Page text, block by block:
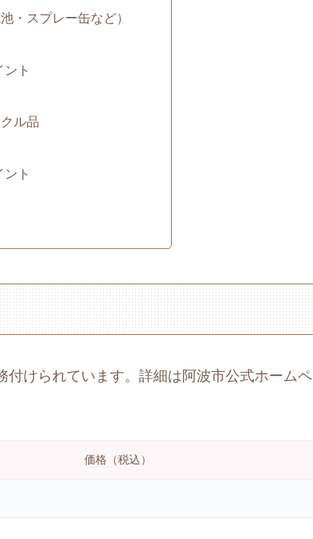
・スプレー缶など）
ト
ル品
ト
けられています。詳細は阿波市公式ホームペ
価格（税込）